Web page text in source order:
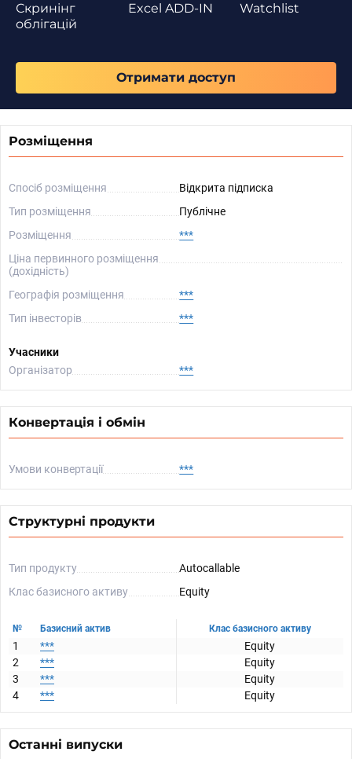
Скринінг
облігацій
Watchlist
Excel ADD-IN
Отримати доступ
Розміщення
Спосіб розміщення
Відкрита підписка
Тип розміщення
Публічне
Розміщення
***
Ціна первинного розміщення
(дохідність)
Географія розміщення
***
Тип інвесторів
***
Учасники
Організатор
***
Конвертація і обмін
Умови конвертації ***
Структурні продукти
Тип продукту
Autocallable
Клас базисного активу
Equity
№ Базисний актив
1
***
2
***
3
***
4
***
№ Базисний актив Клас базисного активу
***
Equity
***
Equity
***
Equity
*** Equity
Останні випуски